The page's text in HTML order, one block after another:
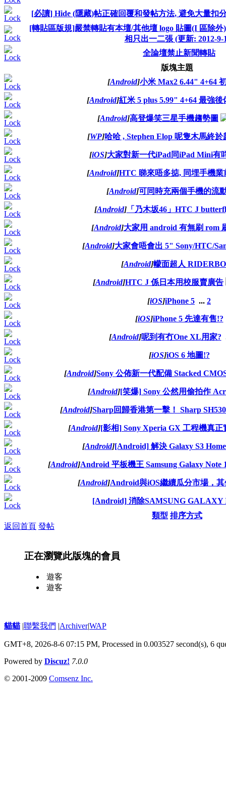
[必讀] Hide (隱藏)帖正確回覆和發帖方法, 避免大量扣
[轉貼區版規]嚴禁轉貼有本壇/其他壇 logo 貼圖(I 區除
相只出一二張 (更新: 2012-9-
全論壇禁止新聞轉貼
版塊主題
[Android]小米 Max2 6.44" 4+64
[Android]紅米 5 plus 5.99" 4+64 最強
[Android]高登爆笑三星手機趨勢圖
[WP]哈哈 , Stephen Elop 呢隻木馬終
[iOS]大家對新一代iPad同iPad Mini有
[Android]HTC 睇來唔多掂, 同埋手機業
[Android]可同時充兩個手機的流
[Android]「乃木坂46」HTC J
[Android]大家用 android 有無刷 rom
[Android]大家會唔會出 5" Sony/HTC/
[Android]幪面超人
[Android]HTC J 係日本用校服賣廣告
[iOS]iPhone 5 ... 2
[iOS]iPhone 5 先達有售!?
[Android]呢到有冇One XL用家?
[iOS]iOS 6 地圖!?
[Android]Sony 公佈新一代配備 Stacked
[Android][笑爆] Sony 公然用偷拍作
[Android]Sharp回歸香港第一擊！ Sharp
[Android][影相] Sony Xperia GX 工程機真正
[Android][Android] 解決 Galaxy S3
[Android]Android 平板機王 Samsung Galaxy Note
[Android]Android與iOS繼續瓜分市場，
[Android] 消除SAMSUNG GALAXY
類型 排序方式
返回首頁 發帖
正在瀏覽此版塊的會員
遊客
遊客
貓貓 |聯繫我們 |Archiver|WAP
GMT+8, 2026-8-6 07:15 PM, Processed in 0.003527 second(s), 6
Powered by Discuz! 7.0.0
© 2001-2009 Comsenz Inc.